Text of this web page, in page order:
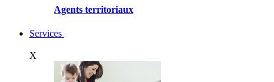
Agents territoriaux
Services
X